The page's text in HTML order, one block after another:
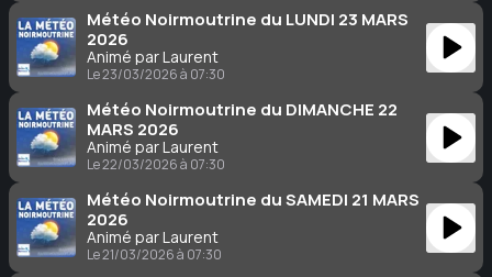
Météo Noirmoutrine du LUNDI 23 MARS
2026
Animé par Laurent
Le 23/03/2026 à 07:30
Météo Noirmoutrine du DIMANCHE 22
MARS 2026
Animé par Laurent
Le 22/03/2026 à 07:30
Météo Noirmoutrine du SAMEDI 21 MARS
2026
Animé par Laurent
Le 21/03/2026 à 07:30